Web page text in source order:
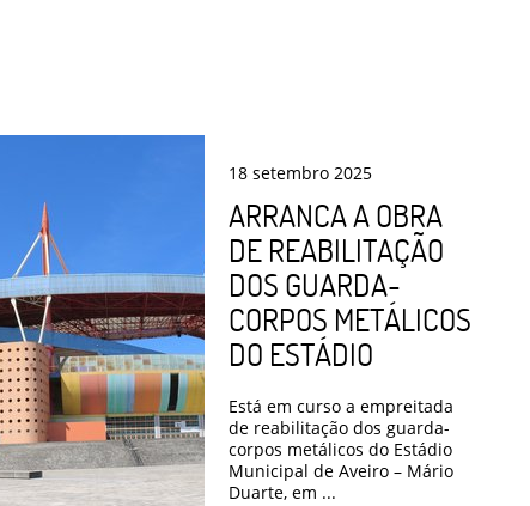
18 setembro 2025
ARRANCA A OBRA
DE REABILITAÇÃO
DOS GUARDA-
CORPOS METÁLICOS
DO ESTÁDIO
Está em curso a empreitada
de reabilitação dos guarda-
corpos metálicos do Estádio
Municipal de Aveiro – Mário
Duarte, em ...